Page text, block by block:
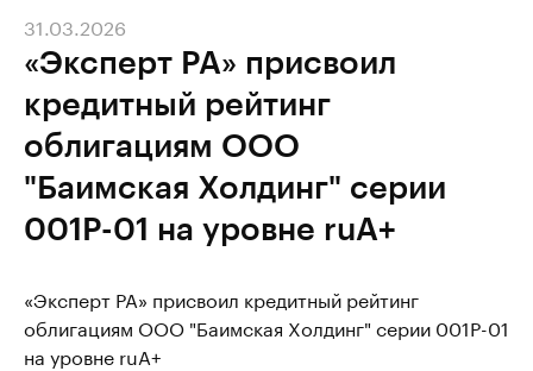
«Эксперт РА» присвоил
кредитный рейтинг
облигациям ООО
"Баимская Холдинг" серии
001Р-01 на уровне ruA+
31.03.2026
«Эксперт РА» присвоил кредитный рейтинг
облигациям ООО "Баимская Холдинг" серии 001Р-01
на уровне ruA+